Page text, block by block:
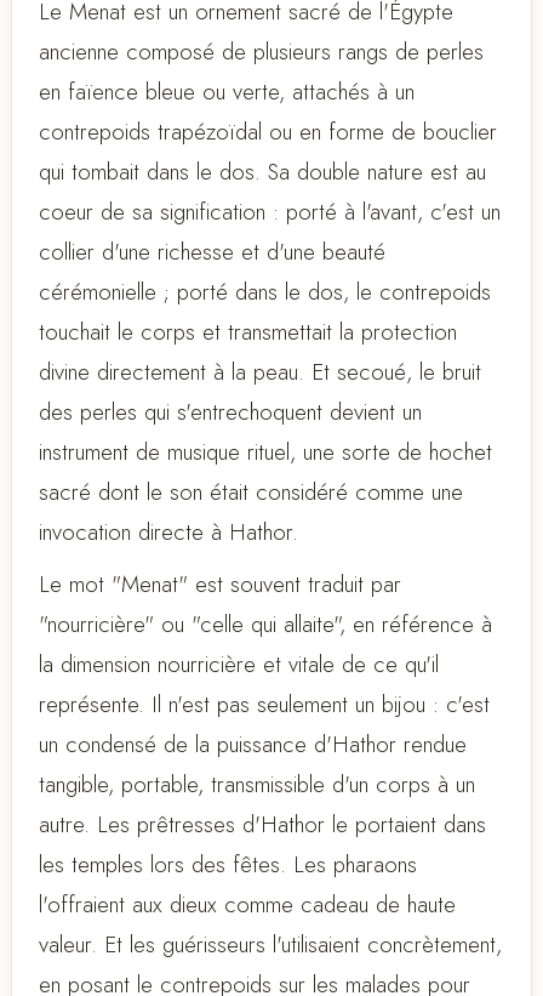
Le Menat est un ornement sacré de l'Égypte
ancienne composé de plusieurs rangs de perles
en faïence bleue ou verte, attachés à un
contrepoids trapézoïdal ou en forme de bouclier
qui tombait dans le dos. Sa double nature est au
coeur de sa signification : porté à l'avant, c'est un
collier d'une richesse et d'une beauté
cérémonielle ; porté dans le dos, le contrepoids
touchait le corps et transmettait la protection
divine directement à la peau. Et secoué, le bruit
des perles qui s'entrechoquent devient un
instrument de musique rituel, une sorte de hochet
sacré dont le son était considéré comme une
invocation directe à Hathor.
Le mot "Menat" est souvent traduit par
"nourricière" ou "celle qui allaite", en référence à
la dimension nourricière et vitale de ce qu'il
représente. Il n'est pas seulement un bijou : c'est
un condensé de la puissance d'Hathor rendue
tangible, portable, transmissible d'un corps à un
autre. Les prêtresses d'Hathor le portaient dans
les temples lors des fêtes. Les pharaons
l'offraient aux dieux comme cadeau de haute
valeur. Et les guérisseurs l'utilisaient concrètement,
en posant le contrepoids sur les malades pour